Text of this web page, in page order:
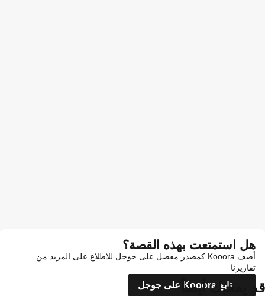
هل استمتعت بهذه القصة؟
أضف Kooora كمصدر مفضل على جوجل للاطلاع على المزيد من
تقاريرنا
تابع Kooora على جوجل
قد يعجبك أيضاً